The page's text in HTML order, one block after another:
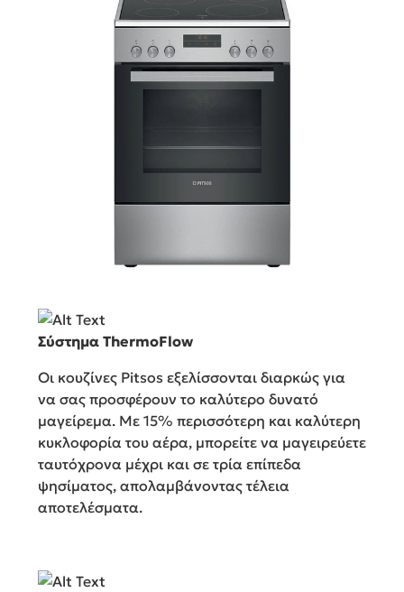
Σύστημα ThermoFlow
Οι κουζίνες Pitsos εξελίσσονται διαρκώς για
να σας προσφέρουν το καλύτερο δυνατό
μαγείρεμα. Με 15% περισσότερη και καλύτερη
κυκλοφορία του αέρα, μπορείτε να μαγειρεύετε
ταυτόχρονα μέχρι και σε τρία επίπεδα
ψησίματος, απολαμβάνοντας τέλεια
αποτελέσματα.